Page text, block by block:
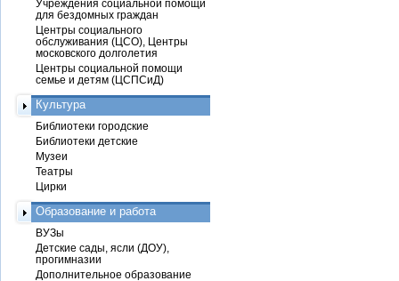
Учреждения социальной помощи
для бездомных граждан
Центры социального
обслуживания (ЦСО), Центры
московского долголетия
Центры социальной помощи
семье и детям (ЦСПСиД)
Культура
Библиотеки городские
Библиотеки детские
Музеи
Театры
Цирки
Образование и работа
ВУЗы
Детские сады, ясли (ДОУ),
прогимназии
Дополнительное образование